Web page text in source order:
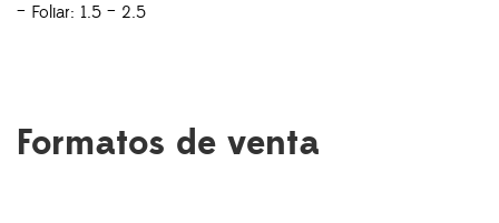
– Foliar: 1.5 – 2.5
Formatos de venta